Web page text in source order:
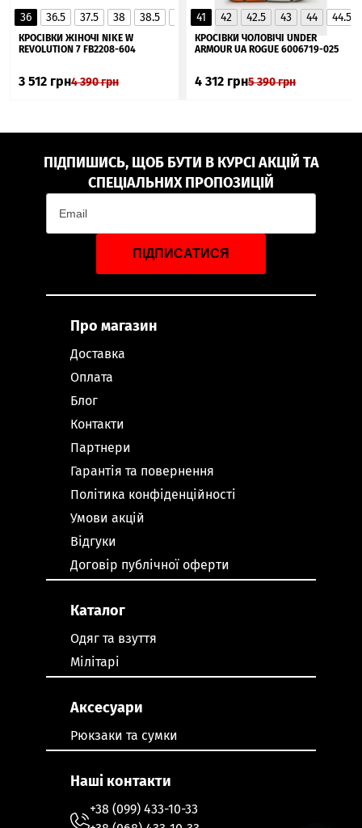
36 36.5 37.5 38 38.5 40 40.5
41
▲
КРОСІВКИ ЖІНОЧІ NIKE W
REVOLUTION 7 FB2208-604
3 512 грн4 390грн
41 42 42.5 43 44 44.5
КРОСІВКИ ЧОЛОВІЧІ UNDER
ARMOUR UA ROGUE 6006719-025
4 312 грн5 390грн
ПІДПИШИСЬ, ЩОБ БУТИ В КУРСІ АКЦІЙ ТА
СПЕЦІАЛЬНИХ ПРОПОЗИЦІЙ
ПІДПИСАТИСЯ
Про магазин
Доставка
Оплата
Блог
Контакти
Партнери
Гарантія та повернення
Політика конфіденційності
Умови акцій
Відгуки
Договір публічної оферти
Каталог
Одяг та взуття
Мілітарі
Аксесуари
Рюкзаки та сумки
Наші контакти
+38 (099) 433-10-33